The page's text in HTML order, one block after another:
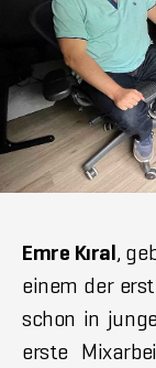
Emre Kıral,
einem der
schon in
erste